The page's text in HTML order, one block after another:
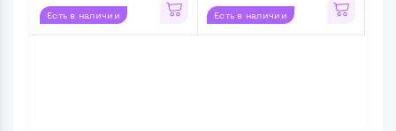
Есть в наличии Есть в наличии